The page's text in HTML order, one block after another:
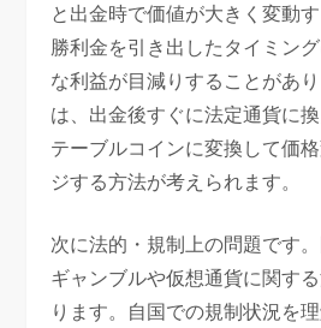
と出金時で価値が大きく変動す
勝利金を引き出したタイミン
な利益が目減りすることがあ
は、出金後すぐに法定通貨に
テーブルコインに変換して価
ジする方法が考えられます。
次に法的・規制上の問題です
ギャンブルや仮想通貨に関す
ります。自国での規制状況を